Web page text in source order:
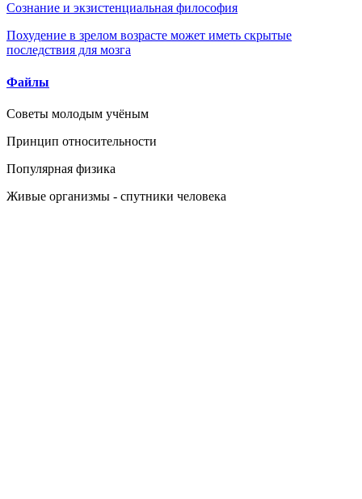
Сознание и экзистенциальная философия
Похудение в зрелом возрасте может иметь скрытые
последствия для мозга
Файлы
Советы молодым учёным
Принцип относительности
Популярная физика
Живые организмы - спутники человека